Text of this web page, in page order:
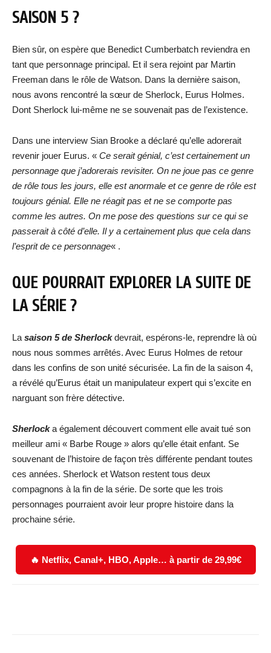
SAISON 5 ?
Bien sûr, on espère que Benedict Cumberbatch reviendra en
tant que personnage principal. Et il sera rejoint par Martin
Freeman dans le rôle de Watson. Dans la dernière saison,
nous avons rencontré la sœur de Sherlock, Eurus Holmes.
Dont Sherlock lui-même ne se souvenait pas de l’existence.
Dans une interview Sian Brooke a déclaré qu’elle adorerait
revenir jouer Eurus. « Ce serait génial, c’est certainement un
personnage que j’adorerais revisiter. On ne joue pas ce genre
de rôle tous les jours, elle est anormale et ce genre de rôle est
toujours génial. Elle ne réagit pas et ne se comporte pas
comme les autres. On me pose des questions sur ce qui se
passerait à côté d’elle. Il y a certainement plus que cela dans
l’esprit de ce personnage« .
QUE POURRAIT EXPLORER LA SUITE DE
LA SÉRIE ?
La saison 5 de Sherlockdevrait, espérons-le, reprendre là où
nous nous sommes arrêtés. Avec Eurus Holmes de retour
dans les confins de son unité sécurisée. La fin de la saison 4,
a révélé qu’Eurus était un manipulateur expert qui s’excite en
narguant son frère détective.
Sherlocka également découvert comment elle avait tué son
meilleur ami « Barbe Rouge » alors qu’elle était enfant. Se
souvenant de l’histoire de façon très différente pendant toutes
ces années. Sherlock et Watson restent tous deux
compagnons à la fin de la série. De sorte que les trois
personnages pourraient avoir leur propre histoire dans la
prochaine série.
🔥 Netflix, Canal+, HBO, Apple… à partir de 29,99€